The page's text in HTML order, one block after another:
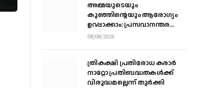
അമ്മയുടെയും
കുഞ്ഞിന്റെയും ആരോഗ്യം
ഉറപ്പാക്കാം: പ്രസവാനന്തര
ആഹാരരീതിയിലെ ശരിയും
08/08/2026
ത്രികക്ഷി പ്രതിരോധ കരാര്‍
നാറ്റോ പ്രതിബദ്ധതകള്‍ക്ക്
വിരുദ്ധമല്ലെന്ന് തുര്‍ക്കി